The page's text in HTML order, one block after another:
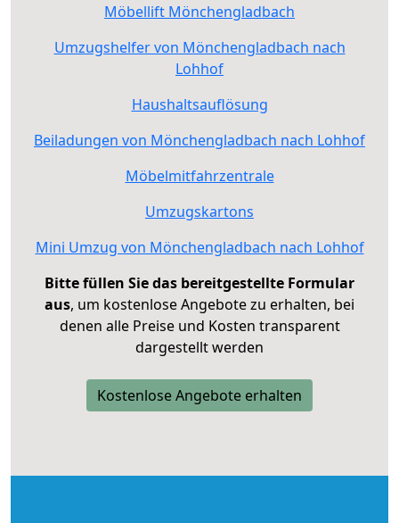
Möbellift Mönchengladbach
Umzugshelfer von Mönchengladbach nach
Lohhof
Haushaltsauflösung
Beiladungen von Mönchengladbach nach Lohhof
Möbelmitfahrzentrale
Umzugskartons
Mini Umzug von Mönchengladbach nach Lohhof
Bitte füllen Sie das bereitgestellte Formular
aus, um kostenlose Angebote zu erhalten, bei
denen alle Preise und Kosten transparent
dargestellt werden
Kostenlose Angebote erhalten